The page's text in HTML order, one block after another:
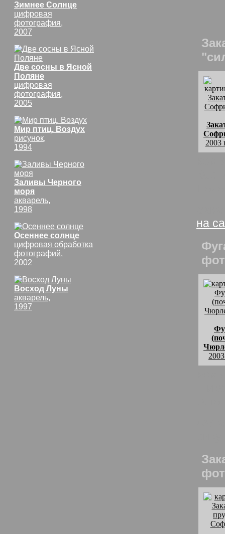
Зимнее Солнце
цифровая
фотография,
2007
Две сосны в Ясной
Поляне
цифровая
фотография,
2005
Мир птиц. Воздух
рисунок,
1994
Заливы Черного
моря
акварель,
1998
Осеннее солнце
цифровая обработка
фотографий,
2002
Восход Луны
акварель,
1997
2003
на